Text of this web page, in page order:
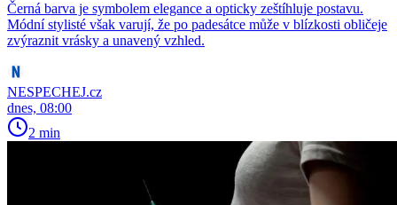
Černá barva je symbolem elegance a opticky zeštíhluje postavu.
Módní stylisté však varují, že po padesátce může v blízkosti obličeje
zvýraznit vrásky a unavený vzhled.
NESPECHEJ.cz
dnes, 08:00
2 min